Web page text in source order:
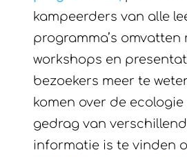
bezoekers meer te
komen over de
gedrag van
informatie is te vinden
https://www.bioparc-
Het is een geweldige
de campingroutine te